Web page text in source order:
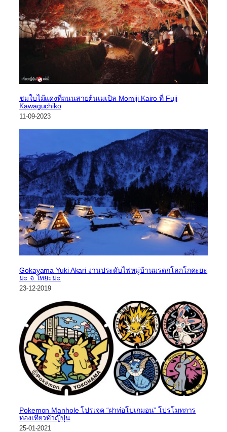
ชมใบไม้แดงที่ถนนสายต้นเมเปิล Momiji Kairo ที่ Fuji
Kawaguchiko
11-09-2023
Gokayama Yuki Akari งานประดับไฟหมู่บ้านมรดกโลกโกคะยะ
มะ จ.โทยะมะ
23-12-2019
Pokemon Manhole โปรเจค “ฝาท่อโปเกมอน” โปรโมทการ
ท่องเที่ยวทั่วญี่ปุ่น
25-01-2021